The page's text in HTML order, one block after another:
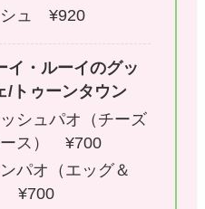
シュ ¥920
イ・ルーイのグッ
/トゥーンタウン
シュパオ（チーズ
ース） ¥700
パオ（エッグ＆
¥700